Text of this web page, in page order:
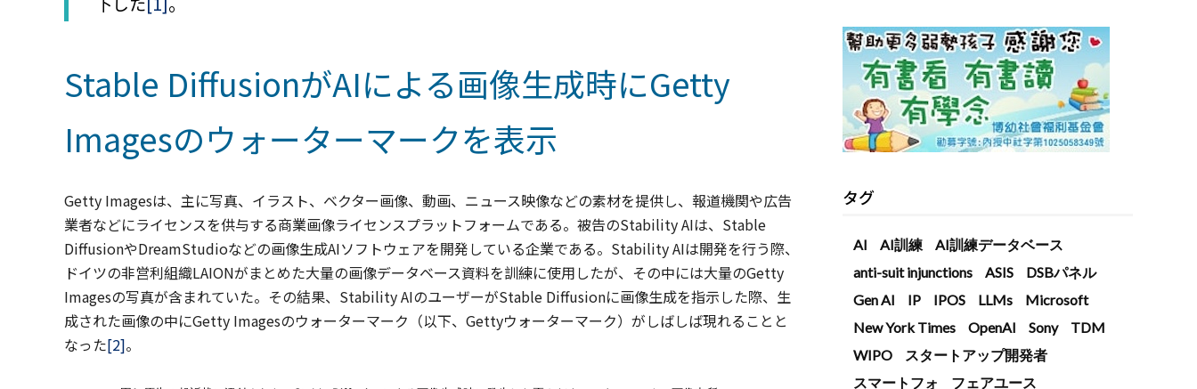
Stable DiffusionがAIによる画像生成時にGetty
Imagesのウォーターマークを表示
Getty Imagesは、主に写真、イラスト、ベクター画像、動画、ニュース映像などの素材を提供し、報道機関や広告
業者などにライセンスを供与する商業画像ライセンスプラットフォームである。被告のStability AIは、Stable
DiffusionやDreamStudioなどの画像生成AIソフトウェアを開発している企業である。Stability AIは開発を行う際、
ドイツの非営利組織LAIONがまとめた大量の画像データベース資料を訓練に使用したが、その中には大量のGetty
Imagesの写真が含まれていた。その結果、Stability AIのユーザーがStable Diffusionに画像生成を指示した際、生
成された画像の中にGetty Imagesのウォーターマーク（以下、Gettyウォーターマーク）がしばしば現れることと
なった[2]。
タグ
AI AI訓練
AI訓練データベース
anti-suit injunctions
ASIS
DSBパネル
Gen AI
IP IPOS LLMs
Microsoft
New York Times
OpenAI Sony
TDM
WIPO
スタートアップ開発者
スマートフォ
フェアユース